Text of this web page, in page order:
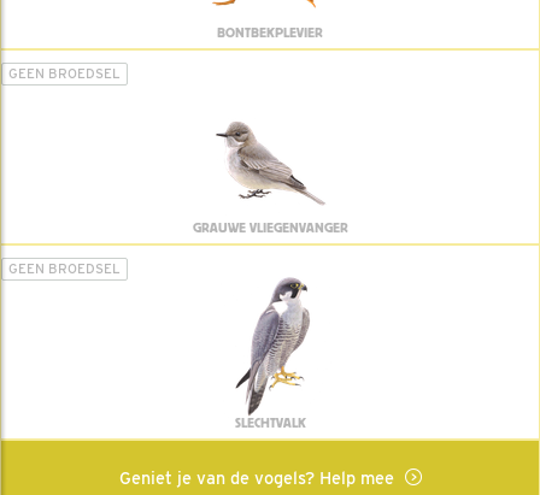
BONTBEKPLEVIER
GEEN BROEDSEL
GRAUWE VLIEGENVANGER
GEEN BROEDSEL
SLECHTVALK
Geniet je van de vogels? Help mee